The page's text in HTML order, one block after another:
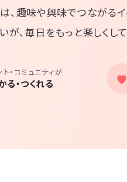
、趣味や興味でつながるイ
が、毎日をもっと楽しくして
・コミュニティが
る・つくれる